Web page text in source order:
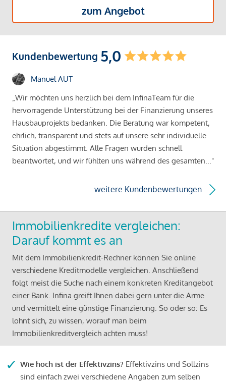
zum Angebot
Kundenbewertung 5,0
Manuel AUT
„Wir möchten uns herzlich bei dem InfinaTeam für die
hervorragende Unterstützung bei der Finanzierung unseres
Hausbauprojekts bedanken. Die Beratung war kompetent,
ehrlich, transparent und stets auf unsere sehr individuelle
Situation abgestimmt. Alle Fragen wurden schnell
beantwortet, und wir fühlten uns während des gesamten..."
weitere Kundenbewertungen
Immobilienkredite vergleichen:
Darauf kommt es an
Mit dem Immobilienkredit-Rechner können Sie online
verschiedene Kreditmodelle vergleichen. Anschließend
folgt meist die Suche nach einem konkreten Kreditangebot
einer Bank. Infina greift Ihnen dabei gern unter die Arme
und vermittelt eine günstige Finanzierung. So oder so: Es
lohnt sich, zu wissen, worauf man beim
Immobilienkreditvergleich achten muss!
Wie hoch ist der Effektivzins? Effektivzins und Sollzins
sind einfach zwei verschiedene Angaben zum selben